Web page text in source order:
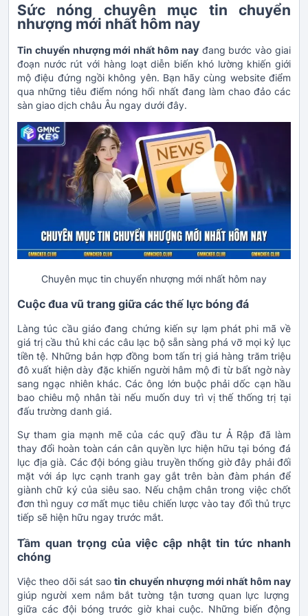
Sức nóng chuyên mục tin chuyển
nhượng mới nhất hôm nay
Tin chuyển nhượng mới nhất hôm nayđang bước vào giai
đoạn nước rút với hàng loạt diễn biến khó lường khiến giới
mộ điệu đứng ngồi không yên. Bạn hãy cùng website điểm
qua những tiêu điểm nóng hổi nhất đang làm chao đảo các
sàn giao dịch châu Âu ngay dưới đây.
Chuyên mục tin chuyển nhượng mới nhất hôm nay
Cuộc đua vũ trang giữa các thế lực bóng đá
Làng túc cầu giáo đang chứng kiến sự lạm phát phi mã về
giá trị cầu thủ khi các câu lạc bộ sẵn sàng phá vỡ mọi kỷ lục
tiền tệ. Những bản hợp đồng bom tấn trị giá hàng trăm triệu
đô xuất hiện dày đặc khiến người hâm mộ đi từ bất ngờ này
sang ngạc nhiên khác. Các ông lớn buộc phải dốc cạn hầu
bao chiêu mộ nhân tài nếu muốn duy trì vị thế thống trị tại
đấu trường danh giá.
Sự tham gia mạnh mẽ của các quỹ đầu tư Ả Rập đã làm
thay đổi hoàn toàn cán cân quyền lực hiện hữu tại bóng đá
lục địa già. Các đội bóng giàu truyền thống giờ đây phải đối
mặt với áp lực cạnh tranh gay gắt trên bàn đàm phán để
giành chữ ký của siêu sao. Nếu chậm chân trong việc chốt
đơn thì nguy cơ mất mục tiêu chiến lược vào tay đối thủ trực
tiếp sẽ hiện hữu ngay trước mắt.
Tầm quan trọng của việc cập nhật tin tức nhanh
chóng
Việc theo dõi sát saotin chuyển nhượng mới nhất hôm nay
giúp người xem nắm bắt tường tận tương quan lực lượng
giữa các đội bóng trước giờ khai cuộc. Những biến động